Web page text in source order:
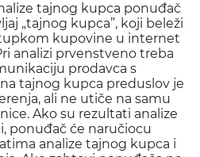
tajnog kupca ponuđač
„tajnog kupca”, koji beleži
kupovine u internet
analizi prvenstveno treba
prodavca s
tajnog kupca preduslov je
ali ne utiče na samu
Ako su rezultati analize
ponuđač će naručiocu
analize tajnog kupca i